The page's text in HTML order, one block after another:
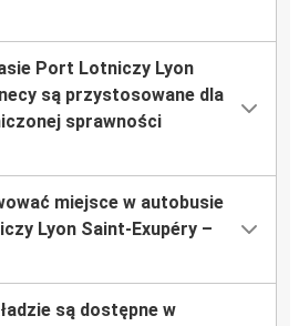
Port Lotniczy Lyon
są przystosowane dla
sprawności
miejsce w autobusie
Lyon Saint-Exupéry –
są dostępne w